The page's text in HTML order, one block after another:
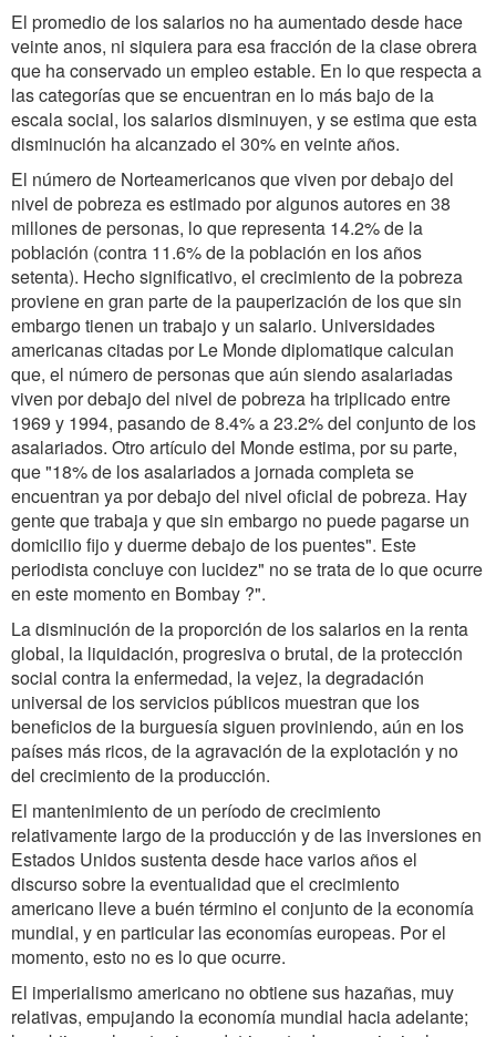
El promedio de los salarios no ha aumentado desde hace
veinte anos, ni siquiera para esa fracción de la clase obrera
que ha conservado un empleo estable. En lo que respecta a
las categorías que se encuentran en lo más bajo de la
escala social, los salarios disminuyen, y se estima que esta
disminución ha alcanzado el 30% en veinte años.
El número de Norteamericanos que viven por debajo del
nivel de pobreza es estimado por algunos autores en 38
millones de personas, lo que representa 14.2% de la
población (contra 11.6% de la población en los años
setenta). Hecho significativo, el crecimiento de la pobreza
proviene en gran parte de la pauperización de los que sin
embargo tienen un trabajo y un salario. Universidades
americanas citadas porLe Monde diplomatiquecalculan
que, el número de personas que aún siendo asalariadas
viven por debajo del nivel de pobreza ha triplicado entre
1969 y 1994, pasando de 8.4% a 23.2% del conjunto de los
asalariados. Otro artículo del Mondeestima, por su parte,
que"18% de los asalariados a jornada completa se
encuentran ya por debajo del nivel oficial de pobreza. Hay
gente que trabaja y que sin embargo no puede pagarse un
domicilio fijo y duerme debajo de los puentes". Este
periodista concluye con lucidez" no se trata de lo que ocurre
en este momento en Bombay ?".
La disminución de la proporción de los salarios en la renta
global, la liquidación, progresiva o brutal, de la protección
social contra la enfermedad, la vejez, la degradación
universal de los servicios públicos muestran que los
beneficios de la burguesía siguen proviniendo, aún en los
países más ricos, de la agravación de la explotación y no
del crecimiento de la producción.
El mantenimiento de un período de crecimiento
relativamente largo de la producción y de las inversiones en
Estados Unidos sustenta desde hace varios años el
discurso sobre la eventualidad que el crecimiento
americano lleve a buén término el conjunto de la economía
mundial, y en particular las economías europeas. Por el
momento, esto no es lo que ocurre.
El imperialismo americano no obtiene sus hazañas, muy
relativas, empujando la economía mundial hacia adelante;